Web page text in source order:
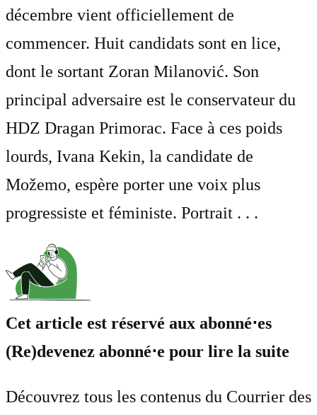
décembre vient officiellement de
commencer. Huit candidats sont en lice,
dont le sortant Zoran Milanović. Son
principal adversaire est le conservateur du
HDZ Dragan Primorac. Face à ces poids
lourds, Ivana Kekin, la candidate de
Možemo, espère porter une voix plus
progressiste et féministe. Portrait . . .
Cet article est réservé aux abonné⋅es
(Re)devenez abonné⋅e pour lire la suite
Découvrez tous les contenus du Courrier des